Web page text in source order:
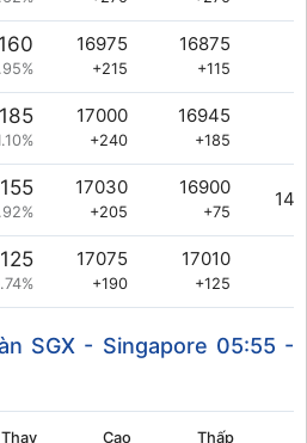
16975
+215
16875
+115
17000
+240
16945
+185
17030
+205
16900
+75
17075
+190
17010
+125
SGX - Singapore 05:55 -
Thay
Cao
Thấp